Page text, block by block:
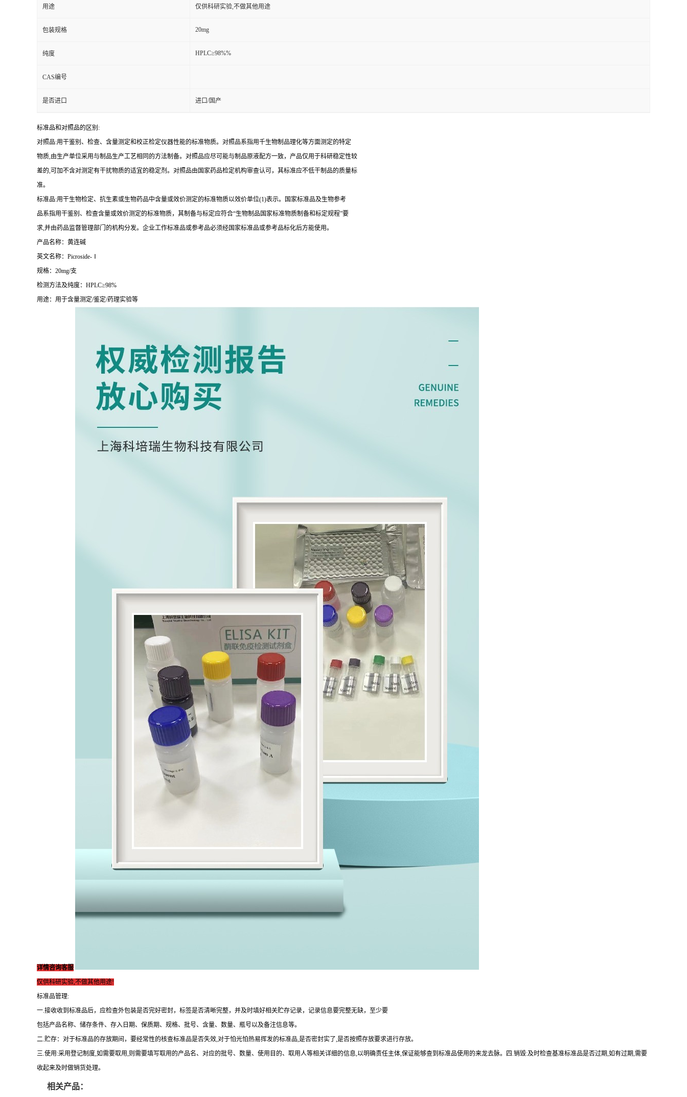
用途 仅供科研实验,不做其他用途
包装规格 20mg
纯度 HPLC≥98%%
CAS编号
是否进口 进口/国产
标准品和对照品的区别:
对照品:用干鉴别、检查、含量测定和校正检定仪器性能的标准物质。对照品系指用千生物制品理化等方面测定的特定
物质,由生产单位采用与制品生产工艺相同的方法制备。对照品应尽可能与制品原液配方一致，产品仅用于科研稳定性较
差的,可加不含对测定有干扰物质的适宜的稳定剂。对照品由国家药品检定机构审查认可，其标准应不低干制品的质量标
准。
标准品:用干生物检定、抗生素或生物药品中含量或效价测定的标准物质以效价单位(1)表示。国家标准品及生物参考
品系指用干鉴别、检查含量或效价测定的标准物质，其制备与标定应符合“生物制品国家标准物质制备和标定规程”要
求,并由药品监督管理部门的机构分发。企业工作标准品或参考品必须经国家标准品或参考品标化后方能使用。
产品名称：黄连碱
英文名称：Picroside-Ⅰ
规格：20mg/支
检测方法及纯度：HPLC≥98%
用途：用于含量测定/鉴定/药理实验等
详情咨询客服
仅供科研实验,不做其他用途!
标准品管理:
一.接收收到标准品后，应检查外包装是否完好密封，标签是否清晰完整，并及时填好相关贮存记录，记录信息要完整无缺，至少要
包括产品名称、储存条件、存入日期、保质期、规格、批号、含量、数量、瓶号以及备注信息等。
二.贮存：对于标准品的存放期间，要经常性的核查标准品是否失效,对于怕光怕热易挥发的标准品,是否密封实了,是否按照存放要求进行存放。
三.使用:采用登记制度,如需要取用,则需要填写取用的产品名、对应的批号、数量、使用目的、取用人等相关详细的信息,以明确责任主体,保证能够查到标准品使用的来龙去脉。四.销毁:及时检查基准标准品是否过期,如有过期,需要
收起来及时做销货处理。
相关产品：